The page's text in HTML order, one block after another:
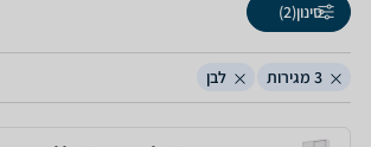
סינון(2)
3 מגירות לבן